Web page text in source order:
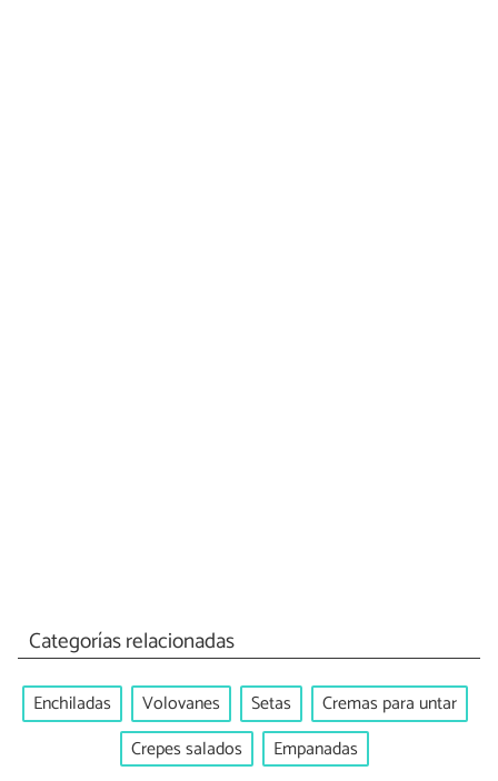
Categorías relacionadas
Enchiladas Volovanes Setas
Cremas para untar
Crepes salados
Empanadas